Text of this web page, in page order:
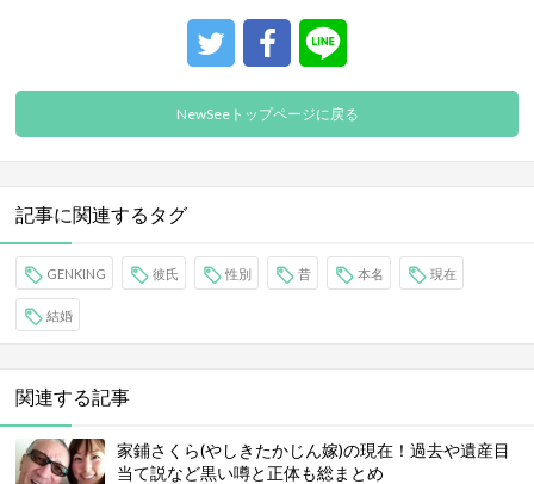
NewSeeトップページに戻る
記事に関連するタグ
GENKING 彼氏 性別 昔 本名 現在
結婚
関連する記事
家鋪さくら(やしきたかじん嫁)の現在！過去や遺産目
当て説など黒い噂と正体も総まとめ